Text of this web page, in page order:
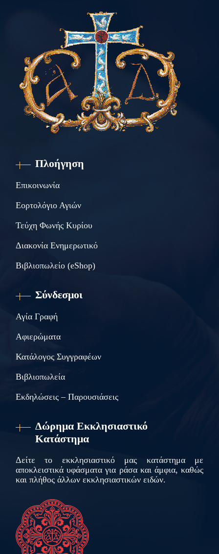
Πλοήγηση
Επικοινωνία
Εορτολόγιο Αγιών
Τεύχη Φωνής Κυρίου
Διακονία Ενημερωτικό
Βιβλιοπωλείο (eShop)
Σύνδεσμοι
Αγία Γραφή
Αφιερώματα
Κατάλογος Συγγραφέων
Βιβλιοπωλεία
Εκδηλώσεις – Παρουσιάσεις
Δώρημα Εκκλησιαστικό
Κατάστημα
Δείτε το εκκλησιαστικό μας κατάστημα με
αποκλειστικά υφάσματα για ράσα και άμφια, καθώς
και πλήθος άλλων εκκλησιαστικών ειδών.